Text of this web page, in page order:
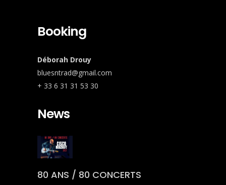
Booking
Déborah Drouy
bluesntrad@gmail.com
+ 33 6 31 31 53 30
News
80 ANS / 80 CONCERTS